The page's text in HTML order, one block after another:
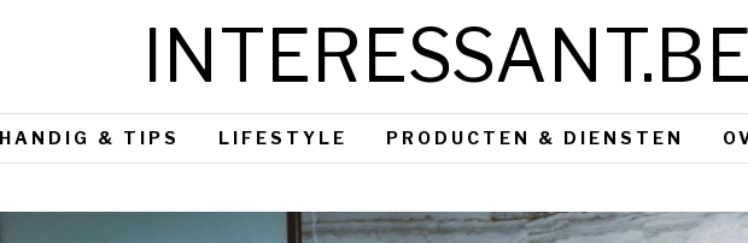
INTERESSANT.BE
HANDIG & TIPS LIFESTYLE PRODUCTEN & DIENSTEN